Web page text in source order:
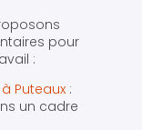
pour
:
Puteaux :
un cadre